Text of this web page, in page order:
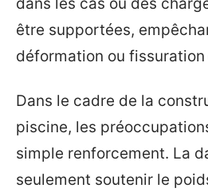
être supportées,
déformation ou
Dans le cadre de la
piscine, les
simple renforcement. La
seulement soutenir le